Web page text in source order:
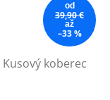
od
39,90 €
až
–33 %
Kusový koberec